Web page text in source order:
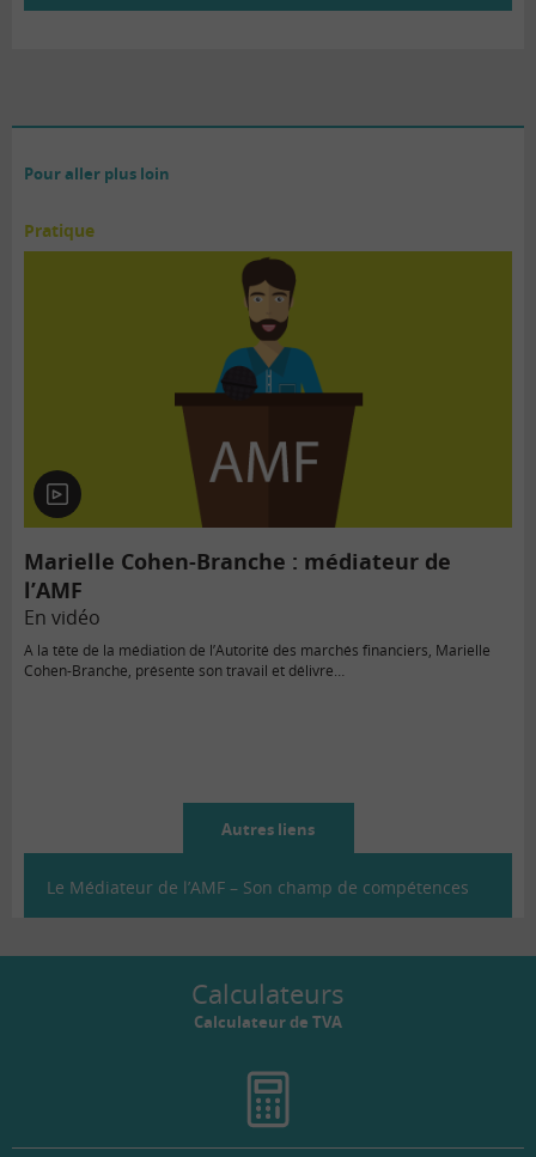
Pour aller plus loin
Pratique
En
vidéo
Marielle Cohen-Branche : médiateur de
l’AMF
En vidéo
A la tête de la médiation de l’Autorité des marchés financiers, Marielle
Cohen-Branche, présente son travail et délivre…
Autres liens
Le Médiateur de l’AMF – Son champ de compétences
Calculateurs
Calculateur de TVA